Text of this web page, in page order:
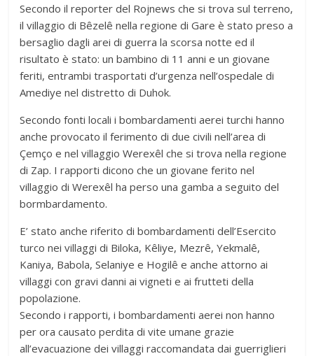
Secondo il reporter del Rojnews che si trova sul terreno,
il villaggio di Bêzelê nella regione di Gare è stato preso a
bersaglio dagli arei di guerra la scorsa notte ed il
risultato è stato: un bambino di 11 anni e un giovane
feriti, entrambi trasportati d’urgenza nell’ospedale di
Amediye nel distretto di Duhok.
Secondo fonti locali i bombardamenti aerei turchi hanno
anche provocato il ferimento di due civili nell’area di
Çemço e nel villaggio Werexêl che si trova nella regione
di Zap. I rapporti dicono che un giovane ferito nel
villaggio di Werexêl ha perso una gamba a seguito del
bormbardamento.
E’ stato anche riferito di bombardamenti dell’Esercito
turco nei villaggi di Biloka, Kêliye, Mezrê, Yekmalê,
Kaniya, Babola, Selaniye e Hogilê e anche attorno ai
villaggi con gravi danni ai vigneti e ai frutteti della
popolazione.
Secondo i rapporti, i bombardamenti aerei non hanno
per ora causato perdita di vite umane grazie
all’evacuazione dei villaggi raccomandata dai guerriglieri